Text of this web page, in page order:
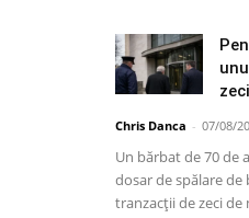
Chris Danca - 07/08/
Un bărbat de 70 de
dosar de spălare
tranzacții de zeci de